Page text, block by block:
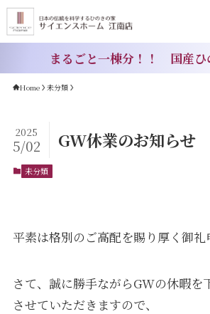
まるごと一棟分！！ 国産ひ
Home 未分類
GW休業のお知らせ
2025
5/02
未分類
平素は格別のご高配を賜り厚く御礼
さて、誠に勝手ながらGWの休暇を
させていただきますので、